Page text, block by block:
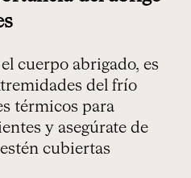
cuerpo abrigado, es
del frío
térmicos para
y asegúrate de
cubiertas